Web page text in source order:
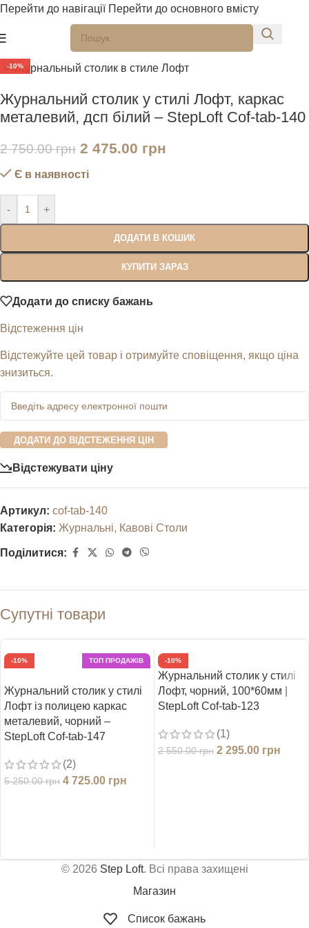
Перейти до навігації Перейти до основного вмісту
-10%
Натисніть, щоб збільшити
Журнальний столик у стилі Лофт, каркас
металевий, дсп білий – StepLoft Cof-tab-140
2 750.00грн 2 475.00 грн
Є в наявності
- +
ДОДАТИ В КОШИК
КУПИТИ ЗАРАЗ
Додати до списку бажань
Відстеження цін
Відстежуйте цей товар і отримуйте сповіщення, якщо ціна
знизиться.
ДОДАТИ ДО ВІДСТЕЖЕННЯ ЦІН
Відстежувати ціну
Артикул: cof-tab-140
Категорія: Журнальні, Кавові Столи
Поділитися:
Супутні товари
-10% ТОП ПРОДАЖІВ
Журнальний столик у стилі
Лофт із полицею каркас
металевий, чорний –
StepLoft Cof-tab-147
(2)
5 250.00грн 4 725.00 грн
-10%
Журнальний столик у стилі
Лофт, чорний, 100*60мм |
StepLoft Cof-tab-123
(1)
2 550.00грн 2 295.00 грн
© 2026 Step Loft. Всі права захищені
Магазин
Список бажань